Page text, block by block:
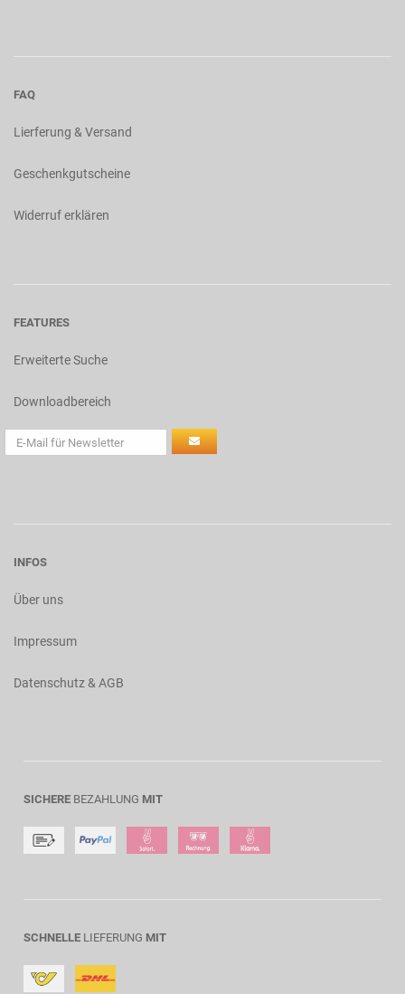
FAQ
Lierferung & Versand
Geschenkgutscheine
Widerruf erklären
FEATURES
Erweiterte Suche
Downloadbereich
INFOS
Über uns
Impressum
Datenschutz & AGB
SICHERE BEZAHLUNG MIT
SCHNELLE LIEFERUNG MIT